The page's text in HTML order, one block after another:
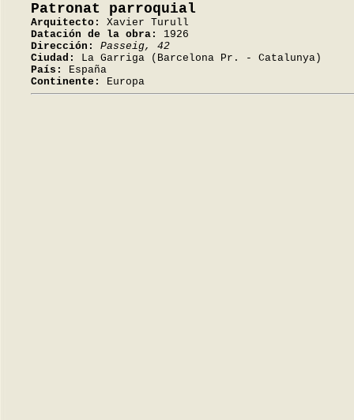
Patronat parroquial
Arquitecto:
Xavier Turull
Datación de la obra:
1926
Dirección:
Passeig, 42
Ciudad:
La Garriga (Barcelona Pr. - Catalunya)
País:
España
Continente:
Europa